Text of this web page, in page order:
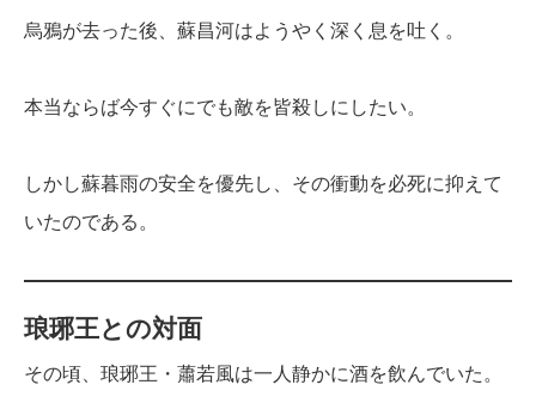
烏鴉が去った後、蘇昌河はようやく深く息を吐く。
本当ならば今すぐにでも敵を皆殺しにしたい。
しかし蘇暮雨の安全を優先し、その衝動を必死に抑えて
いたのである。
琅琊王との対面
その頃、琅琊王・蕭若風は一人静かに酒を飲んでいた。